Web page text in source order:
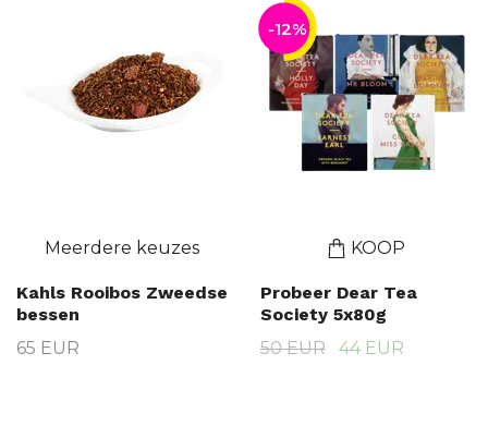
Meerdere keuzes
Kahls Rooibos Zweedse
bessen
65 EUR
-12%
KOOP
Probeer Dear Tea
Society 5x80g
50 EUR
44 EUR